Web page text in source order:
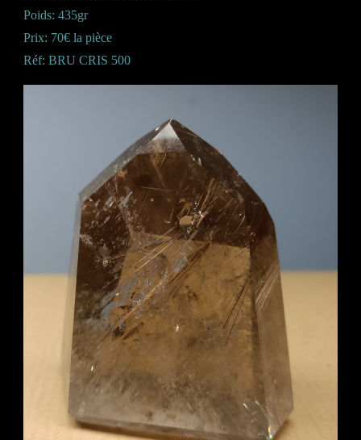
Poids: 435gr
Prix: 70€ la pièce
Réf: BRU CRIS 500